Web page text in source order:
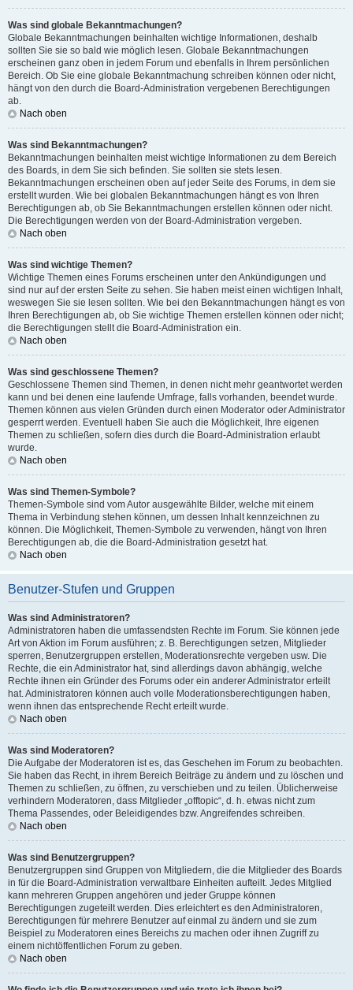
Was sind globale Bekanntmachungen?
Globale Bekanntmachungen beinhalten wichtige Informationen, deshalb
sollten Sie sie so bald wie möglich lesen. Globale Bekanntmachungen
erscheinen ganz oben in jedem Forum und ebenfalls in Ihrem persönlichen
Bereich. Ob Sie eine globale Bekanntmachung schreiben können oder nicht,
hängt von den durch die Board-Administration vergebenen Berechtigungen
ab.
Nach oben
Was sind Bekanntmachungen?
Bekanntmachungen beinhalten meist wichtige Informationen zu dem Bereich
des Boards, in dem Sie sich befinden. Sie sollten sie stets lesen.
Bekanntmachungen erscheinen oben auf jeder Seite des Forums, in dem sie
erstellt wurden. Wie bei globalen Bekanntmachungen hängt es von Ihren
Berechtigungen ab, ob Sie Bekanntmachungen erstellen können oder nicht.
Die Berechtigungen werden von der Board-Administration vergeben.
Nach oben
Was sind wichtige Themen?
Wichtige Themen eines Forums erscheinen unter den Ankündigungen und
sind nur auf der ersten Seite zu sehen. Sie haben meist einen wichtigen Inhalt,
weswegen Sie sie lesen sollten. Wie bei den Bekanntmachungen hängt es von
Ihren Berechtigungen ab, ob Sie wichtige Themen erstellen können oder nicht;
die Berechtigungen stellt die Board-Administration ein.
Nach oben
Was sind geschlossene Themen?
Geschlossene Themen sind Themen, in denen nicht mehr geantwortet werden
kann und bei denen eine laufende Umfrage, falls vorhanden, beendet wurde.
Themen können aus vielen Gründen durch einen Moderator oder Administrator
gesperrt werden. Eventuell haben Sie auch die Möglichkeit, Ihre eigenen
Themen zu schließen, sofern dies durch die Board-Administration erlaubt
wurde.
Nach oben
Was sind Themen-Symbole?
Themen-Symbole sind vom Autor ausgewählte Bilder, welche mit einem
Thema in Verbindung stehen können, um dessen Inhalt kennzeichnen zu
können. Die Möglichkeit, Themen-Symbole zu verwenden, hängt von Ihren
Berechtigungen ab, die die Board-Administration gesetzt hat.
Nach oben
Benutzer-Stufen und Gruppen
Was sind Administratoren?
Administratoren haben die umfassendsten Rechte im Forum. Sie können jede
Art von Aktion im Forum ausführen; z. B. Berechtigungen setzen, Mitglieder
sperren, Benutzergruppen erstellen, Moderationsrechte vergeben usw. Die
Rechte, die ein Administrator hat, sind allerdings davon abhängig, welche
Rechte ihnen ein Gründer des Forums oder ein anderer Administrator erteilt
hat. Administratoren können auch volle Moderationsberechtigungen haben,
wenn ihnen das entsprechende Recht erteilt wurde.
Nach oben
Was sind Moderatoren?
Die Aufgabe der Moderatoren ist es, das Geschehen im Forum zu beobachten.
Sie haben das Recht, in ihrem Bereich Beiträge zu ändern und zu löschen und
Themen zu schließen, zu öffnen, zu verschieben und zu teilen. Üblicherweise
verhindern Moderatoren, dass Mitglieder „offtopic“, d. h. etwas nicht zum
Thema Passendes, oder Beleidigendes bzw. Angreifendes schreiben.
Nach oben
Was sind Benutzergruppen?
Benutzergruppen sind Gruppen von Mitgliedern, die die Mitglieder des Boards
in für die Board-Administration verwaltbare Einheiten aufteilt. Jedes Mitglied
kann mehreren Gruppen angehören und jeder Gruppe können
Berechtigungen zugeteilt werden. Dies erleichtert es den Administratoren,
Berechtigungen für mehrere Benutzer auf einmal zu ändern und sie zum
Beispiel zu Moderatoren eines Bereichs zu machen oder ihnen Zugriff zu
einem nichtöffentlichen Forum zu geben.
Nach oben